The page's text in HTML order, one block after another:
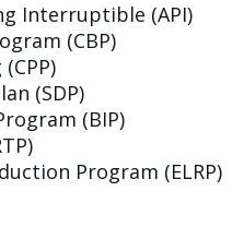
Interruptible (API)
(CBP)
(SDP)
(BIP)
Program (ELRP)